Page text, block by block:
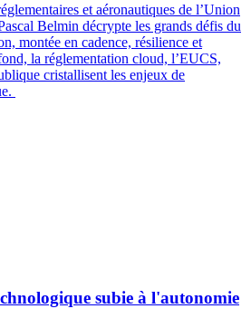
et aéronautiques de l’Union
Belmin décrypte les grands défis du
montée en cadence, résilience et
la réglementation cloud, l’EUCS,
cristallisent les enjeux de
subie à l'autonomie